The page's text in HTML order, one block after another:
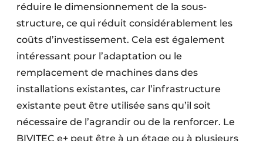
Travaux ferroviaires
réduire le dimensionnement de la sous-
structure, ce qui réduit considérablement les
coûts d’investissement. Cela est également
intéressant pour l’adaptation ou le
remplacement de machines dans des
installations existantes, car l’infrastructure
existante peut être utilisée sans qu’il soit
nécessaire de l’agrandir ou de la renforcer. Le
BIVITEC e+ peut être à un étage ou à plusieurs